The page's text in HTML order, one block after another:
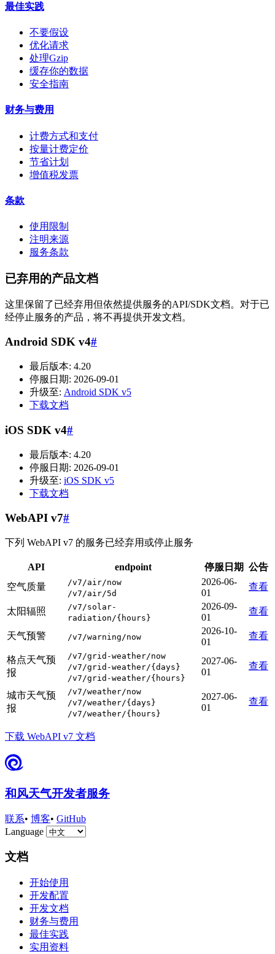
最佳实践
不要假设
优化请求
处理Gzip
缓存你的数据
安全指南
财务与费用
计费方式和支付
按量计费定价
节省计划
增值税发票
条款
使用限制
注明来源
服务条款
已弃用的产品文档
这里保留了已经弃用但依然提供服务的API/SDK文档。对于已
经停止服务的产品，将不再提供开发文档。
Android SDK v4#
最后版本: 4.20
停服日期: 2026-09-01
升级至: Android SDK v5
下载文档
iOS SDK v4#
最后版本: 4.20
停服日期: 2026-09-01
升级至: iOS SDK v5
下载文档
WebAPI v7#
下列 WebAPI v7 的服务已经弃用或停止服务
API endpoint 停服日期 公告
空气质量
/v7/air/now
/v7/air/5d
2026-06-
01
查看
太阳辐照
/v7/solar-
radiation/{hours}
2026-09-
01
查看
天气预警 /v7/warning/now
2026-10-
01
查看
格点天气预
报
/v7/grid-weather/now
/v7/grid-weather/{days}
/v7/grid-weather/{hours}
2027-06-
01
查看
城市天气预
报
/v7/weather/now
/v7/weather/{days}
/v7/weather/{hours}
2027-06-
01
查看
下载 WebAPI v7 文档
和风天气开发者服务
联系• 博客• GitHub
Language
文档
开始使用
开发配置
开发文档
财务与费用
最佳实践
实用资料